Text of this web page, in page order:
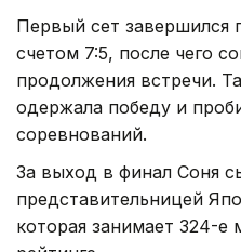
Первый сет завершился
счетом 7:5, после чего
продолжения встречи.
одержала победу и
соревнований.
За выход в финал Соня
представительницей
которая занимает 324-